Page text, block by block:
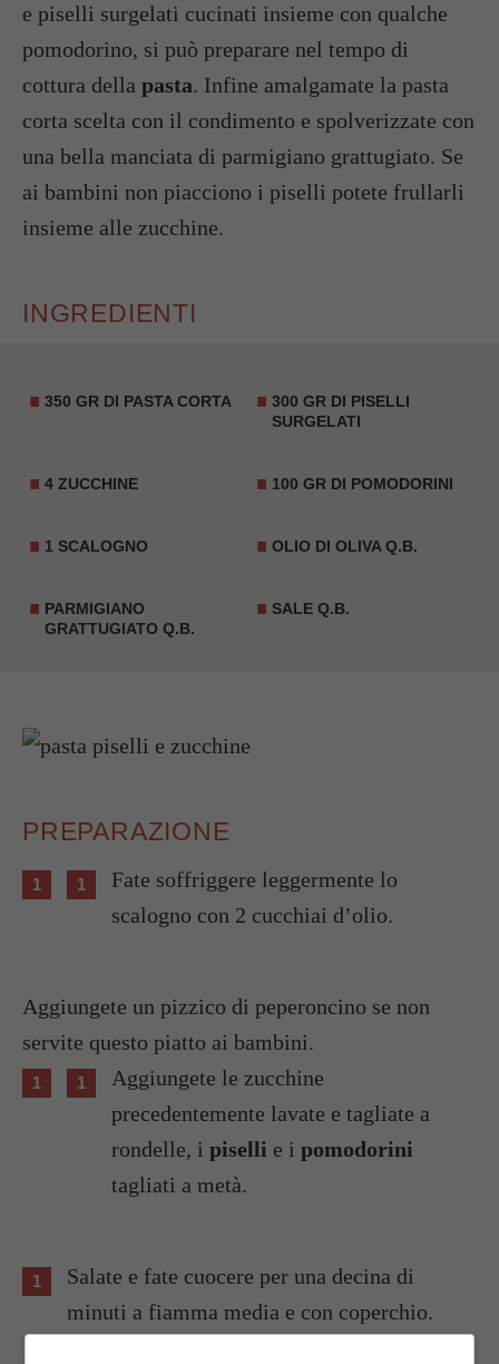
e piselli surgelati cucinati insieme con qualche
pomodorino, si può preparare nel tempo di
cottura della pasta. Infine amalgamate la pasta
corta scelta con il condimento e spolverizzate con
una bella manciata di parmigiano grattugiato. Se
ai bambini non piacciono i piselli potete frullarli
insieme alle zucchine.
INGREDIENTI
350 GR DI PASTA CORTA
300 GR DI PISELLI
SURGELATI
4 ZUCCHINE 100 GR DI POMODORINI
1 SCALOGNO OLIO DI OLIVA Q.B.
PARMIGIANO
GRATTUGIATO Q.B.
SALE Q.B.
PREPARAZIONE
Fate soffriggere leggermente lo
scalogno con 2 cucchiai d’olio.
Aggiungete un pizzico di peperoncino se non
servite questo piatto ai bambini.
Aggiungete le zucchine
precedentemente lavate e tagliate a
rondelle, i piselli e i pomodorini
tagliati a metà.
Salate e fate cuocere per una decina di
minuti a fiamma media e con coperchio.